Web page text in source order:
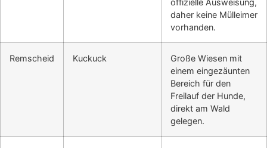
offizielle Ausweisung,
daher keine Mülleimer
vorhanden.
Remscheid Kuckuck
Große Wiesen mit
einem eingezäunten
Bereich für den
Freilauf der Hunde,
direkt am Wald
gelegen.